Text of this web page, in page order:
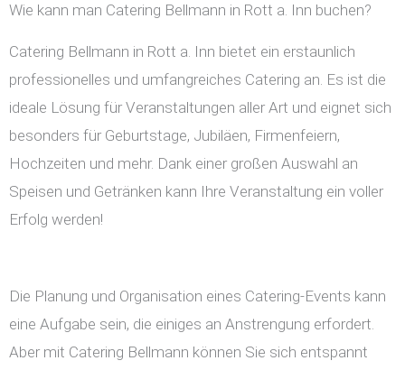
Wie kann man Catering Bellmann in Rott a. Inn buchen?
Catering Bellmann in Rott a. Inn bietet ein erstaunlich
professionelles und umfangreiches Catering an. Es ist die
ideale Lösung für Veranstaltungen aller Art und eignet sich
besonders für Geburtstage, Jubiläen, Firmenfeiern,
Hochzeiten und mehr. Dank einer großen Auswahl an
Speisen und Getränken kann Ihre Veranstaltung ein voller
Erfolg werden!
Die Planung und Organisation eines Catering-Events kann
eine Aufgabe sein, die einiges an Anstrengung erfordert.
Aber mit Catering Bellmann können Sie sich entspannt